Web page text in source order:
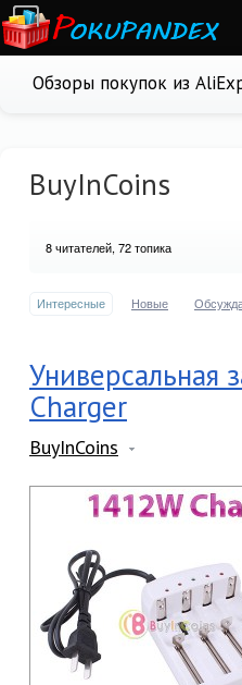
Обзоры покупок из
BuyInCoins
8читателей, 72 топика
Интересные Новые
Универсальная
Charger
BuyInCoins